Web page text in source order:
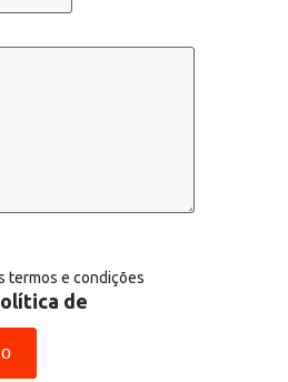
termos e condições
de